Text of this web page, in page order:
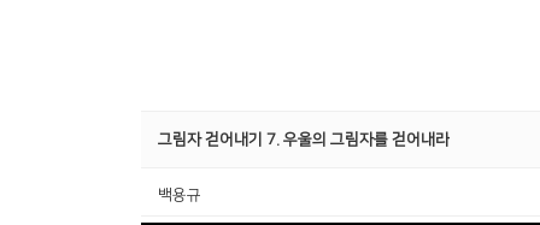
그림자 걷어내기 7. 우울의 그림자를 걷어내라
백용규